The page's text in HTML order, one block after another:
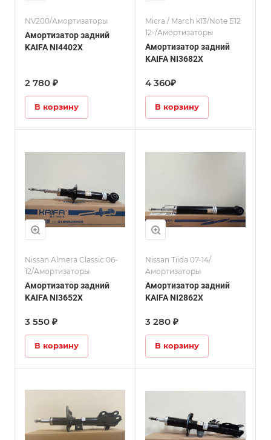
NV200/Амортизаторы
Амортизатор задний
KAIFA NI4402X
2 780 ₽
В корзину
Micra / March k13/Note E12
12-/Амортизаторы
Амортизатор задний
KAIFA NI3682X
4 360₽
В корзину
Nissan Almera Classic 06-
12/Амортизаторы
Амортизатор задний
KAIFA NI3652X
3 550 ₽
В корзину
Nissan Tiida 07-14/
Амортизаторы
Амортизатор задний
KAIFA NI2862X
3 280 ₽
В корзину